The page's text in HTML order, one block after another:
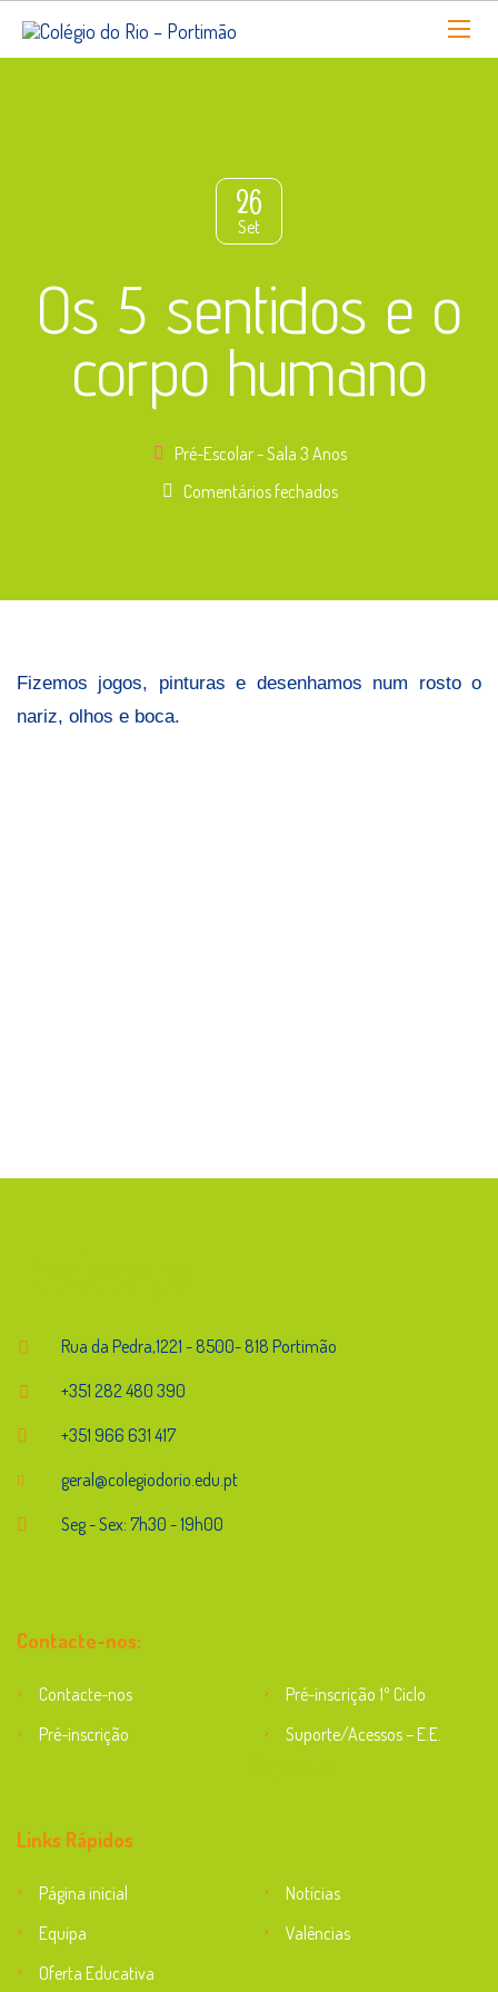
26
Set
Os 5 sentidos e o
corpo humano
Pré-Escolar - Sala 3 Anos
Comentários fechadosem
corpo
Fizemos jogos, pinturas e desenhamos num rosto o
nariz, olhos e boca.
Rua da Pedra,1221 - 8500- 818 Portimão
+351 282 480 390
+351 966 631 417
geral@colegiodorio.edu.pt
Seg - Sex: 7h30 - 19h00
Contacte-nos:
Contacte-nos
Pré-inscrição 1º Ciclo
Pré-inscrição
Suporte/Acessos – E.E.
Links Rápidos
Página inicial
Notícias
Equipa
Valências
Oferta Educativa